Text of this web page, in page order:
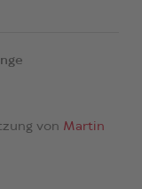
von Martin